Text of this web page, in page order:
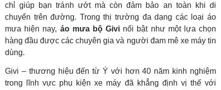
chỉ giúp bạn tránh ướt mà còn đảm bảo an toàn khi di
chuyển trên đường. Trong thị trường đa dạng các loại áo
mưa hiện nay, áo mưa bộ Givi nổi bật như một lựa chọn
hàng đầu được các chuyên gia và người đam mê xe máy tin
dùng.
Givi – thương hiệu đến từ Ý với hơn 40 năm kinh nghiệm
trong lĩnh vực phụ kiện xe máy đã khẳng định vị thế với